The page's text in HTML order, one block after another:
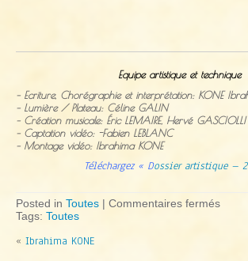
Equipe artistique et technique
– Ecriture, Chorégraphie et interprétation: KONE
– Lumière / Plateau: Céline GALIN
– Création musicale: Éric LEMAIRE, Hervé GASCIOLLI
– Captation vidéo: -Fabien LEBLANC
– Montage vidéo: Ibrahima KONE
Téléchargez « Dossier artistique –
Posted in Toutes | Commentaires ferméssur
Tags: Toutes
« Ibrahima KONE